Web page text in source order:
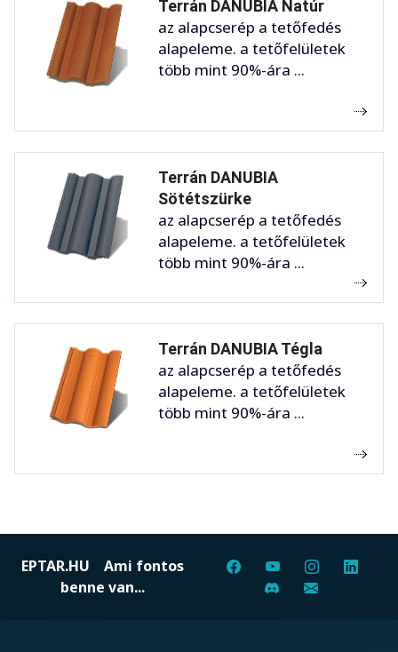
Terrán DANUBIA Natúr
az alapcserép a tetőfedés
alapeleme. a tetőfelületek
több mint 90%-ára ...
Terrán DANUBIA
Sötétszürke
az alapcserép a tetőfedés
alapeleme. a tetőfelületek
több mint 90%-ára ...
Terrán DANUBIA Tégla
az alapcserép a tetőfedés
alapeleme. a tetőfelületek
több mint 90%-ára ...
EPTAR.HU Ami fontos
benne van...